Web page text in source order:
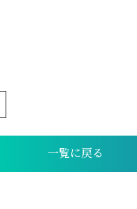
一覧に戻る